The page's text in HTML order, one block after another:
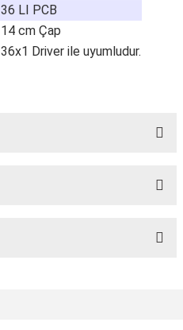
36 LI PCB
14 cm Çap
36x1 Driver ile uyumludur.